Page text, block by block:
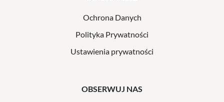
Ochrona Danych
Polityka Prywatności
Ustawienia prywatności
OBSERWUJ NAS